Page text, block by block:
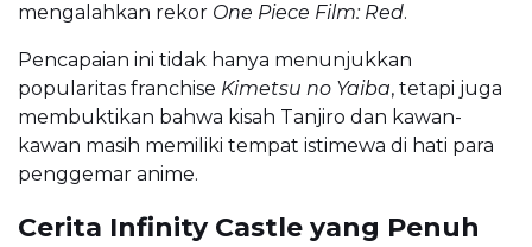
mengalahkan rekor One Piece Film: Red.
Pencapaian ini tidak hanya menunjukkan
popularitas franchise Kimetsu no Yaiba, tetapi juga
membuktikan bahwa kisah Tanjiro dan kawan-
kawan masih memiliki tempat istimewa di hati para
penggemar anime.
Cerita Infinity Castle yang Penuh